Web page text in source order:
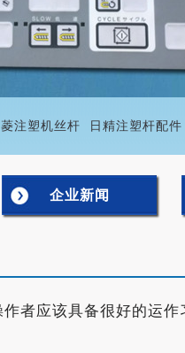
注塑机丝杆 日精注塑杆配件
企业新闻
者应该具备很好的运作